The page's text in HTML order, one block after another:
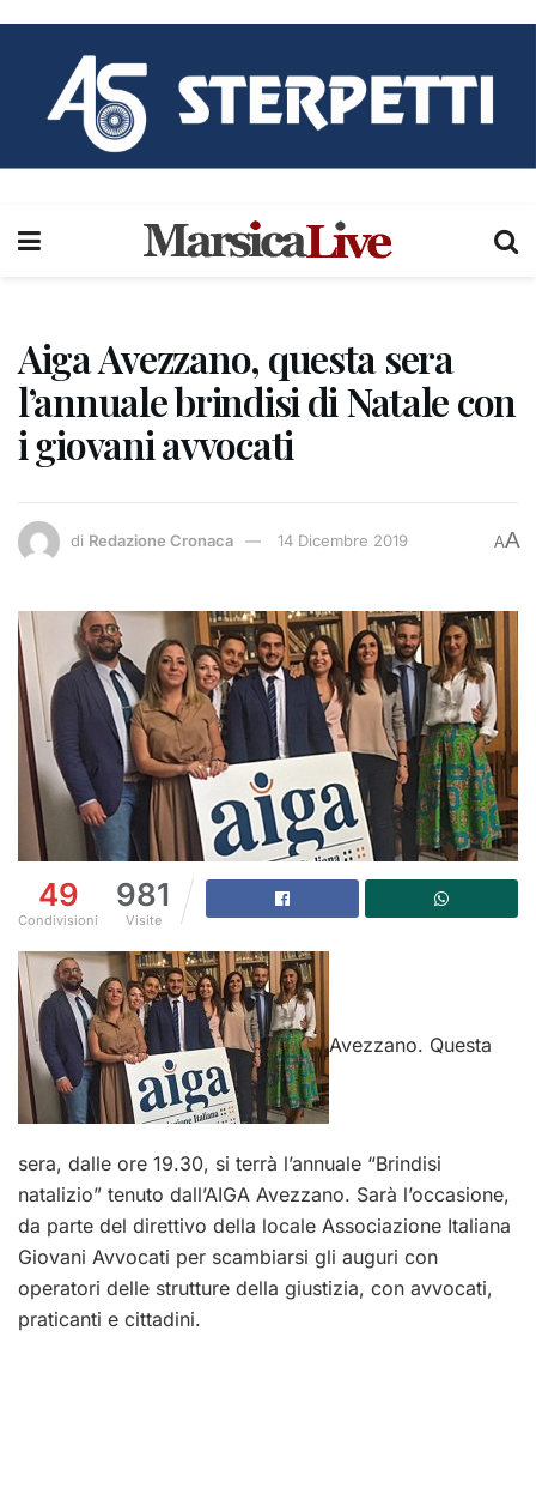
Aiga Avezzano, questa sera
l’annuale brindisi di Natale con
i giovani avvocati
di Redazione Cronaca 14 Dicembre 2019 AA
49
Condivisioni
981
Visite
Avezzano. Questa
sera, dalle ore 19.30, si terrà l’annuale “Brindisi
natalizio” tenuto dall’AIGA Avezzano. Sarà l’occasione,
da parte del direttivo della locale Associazione Italiana
Giovani Avvocati per scambiarsi gli auguri con
operatori delle strutture della giustizia, con avvocati,
praticanti e cittadini.